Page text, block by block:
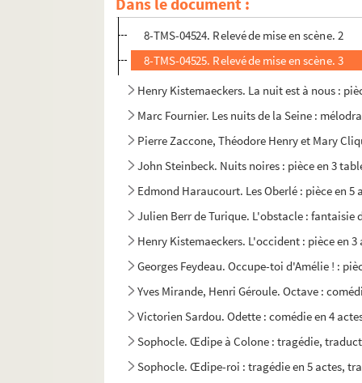
8-TMS-04523. Relevé de mise en scène. 1
8-TMS-04524. Relevé de mise en scène. 2
8-TMS-04525. Relevé de mise en scène. 3
Henry Kistemaeckers. La nuit est à nous :
Marc Fournier. Les nuits de la Seine :
Pierre Zaccone, Théodore Henry et Mary
John Steinbeck. Nuits noires : pièce en 3
Edmond Haraucourt. Les Oberlé : pièce en
Julien Berr de Turique. L'obstacle : fantaisie
Henry Kistemaeckers. L'occident : pièce en 3
Georges Feydeau. Occupe-toi d'Amélie ! :
Yves Mirande, Henri Géroule. Octave :
Victorien Sardou. Odette : comédie en 4
Sophocle. Œdipe à Colone : tragédie,
Sophocle. Œdipe-roi : tragédie en 5 actes,